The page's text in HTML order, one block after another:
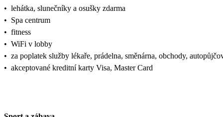
• lehátka, slunečníky a osušky zdarma
• Spa centrum
• fitness
• WiFi v lobby
• za poplatek služby lékaře, prádelna, směnárna, obchody,
• akceptované kreditní karty Visa, Master Card